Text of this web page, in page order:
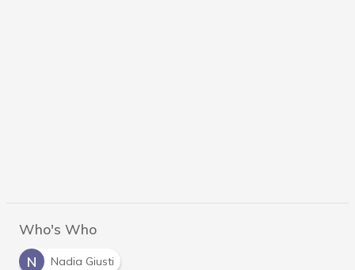
Who's Who
N
Nadia Giusti